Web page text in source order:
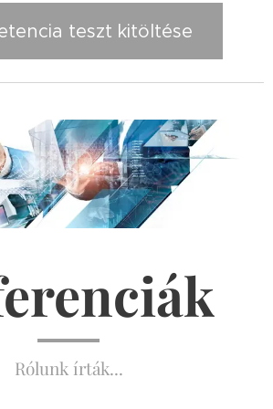
teszt kitöltése
Rólunk írták...